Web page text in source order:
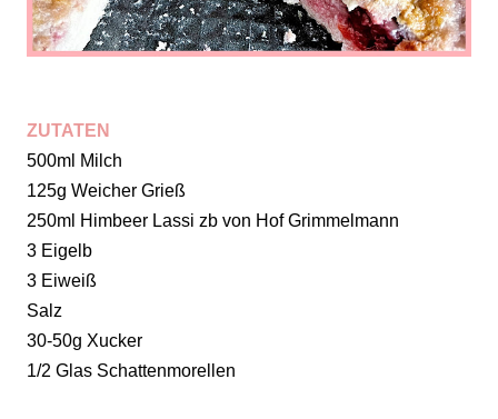
ZUTATEN
500ml Milch
125g Weicher Grieß
250ml Himbeer Lassi zb von Hof Grimmelmann
3 Eigelb
3 Eiweiß
Salz
30-50g Xucker
1/2 Glas Schattenmorellen